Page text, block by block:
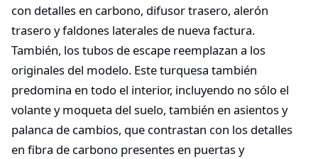
con detalles en carbono, difusor trasero, alerón
trasero y faldones laterales de nueva factura.
También, los tubos de escape reemplazan a los
originales del modelo. Este turquesa también
predomina en todo el interior, incluyendo no sólo el
volante y moqueta del suelo, también en asientos y
palanca de cambios, que contrastan con los detalles
en fibra de carbono presentes en puertas y